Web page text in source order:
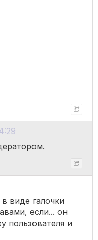
виде галочки
если... он
пользователя и